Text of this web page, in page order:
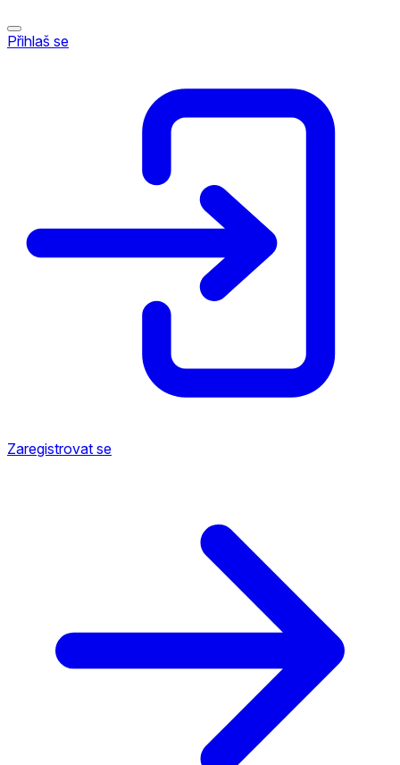
Přihlaš se
Zaregistrovat se